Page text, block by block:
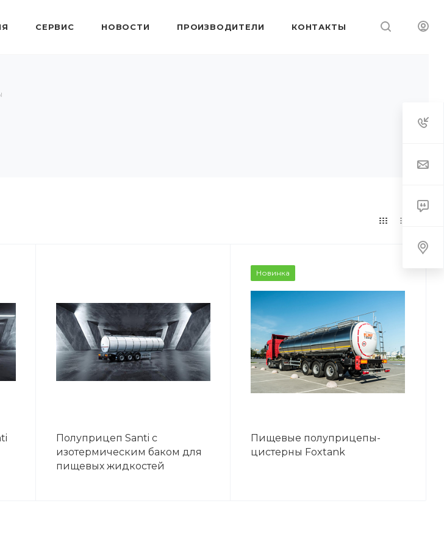
СЕРВИС НОВОСТИ ПРОИЗВОДИТЕЛИ КОНТАКТЫ
Полуприцеп Santi с
изотермическим баком для
пищевых жидкостей
Новинка
Пищевые полуприцепы-
цистерны Foxtank